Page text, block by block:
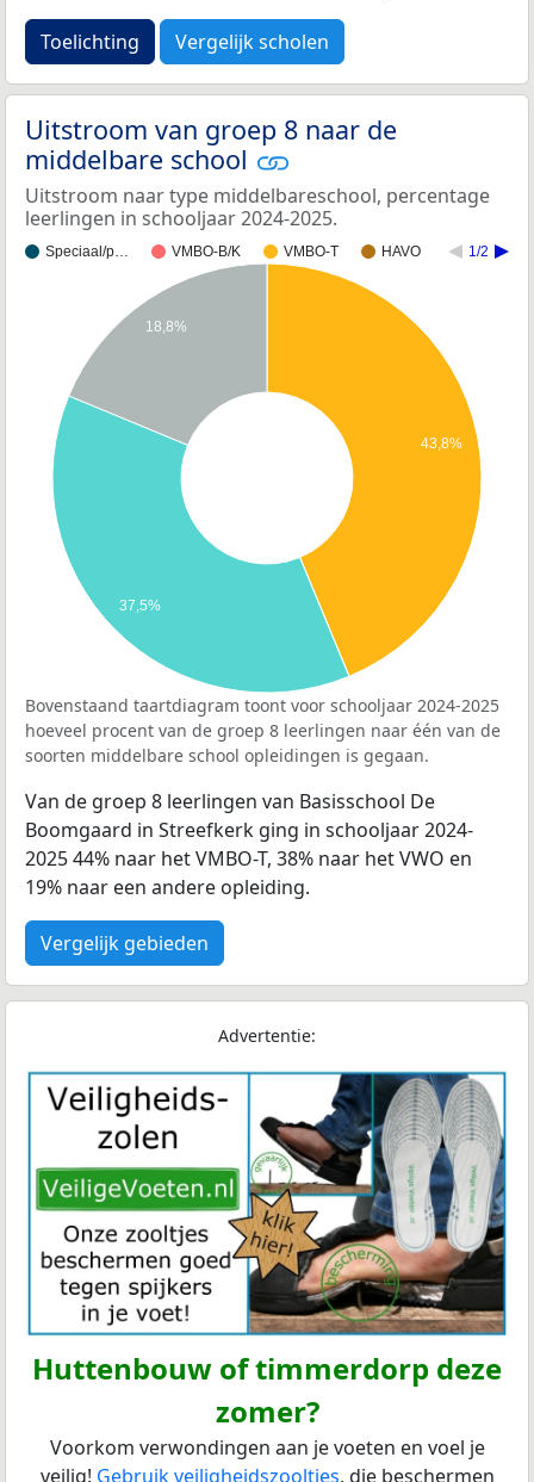
Toelichting Vergelijk scholen
Uitstroom van groep 8 naar de
middelbare school
Uitstroom naar type middelbareschool, percentage
leerlingen in schooljaar 2024-2025.
Speciaal/p… VMBO-B/K VMBO-T HAVO 1/2
43,8%
18,8%
37,5%
Bovenstaand taartdiagram toont voor schooljaar 2024-2025
hoeveel procent van de groep 8 leerlingen naar één van de
soorten middelbare school opleidingen is gegaan.
Van de groep 8 leerlingen van Basisschool De
Boomgaard in Streefkerk ging in schooljaar 2024-
2025 44% naar het VMBO-T, 38% naar het VWO en
19% naar een andere opleiding.
Vergelijk gebieden
Advertentie:
Huttenbouw of timmerdorp deze
zomer?
Voorkom verwondingen aan je voeten en voel je
veilig! Gebruik veiligheidszooltjes, die beschermen